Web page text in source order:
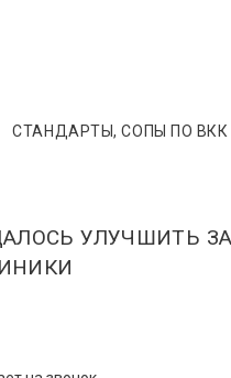
СТАНДАРТЫ, СОПЫ ПО ВКК
УЛУЧШИТЬ